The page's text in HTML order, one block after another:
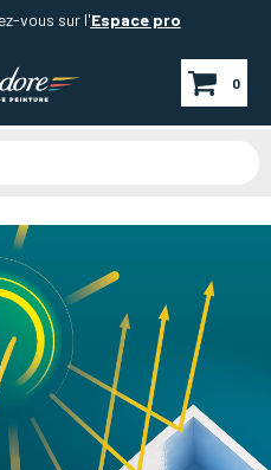
vous sur l'Espace pro
0